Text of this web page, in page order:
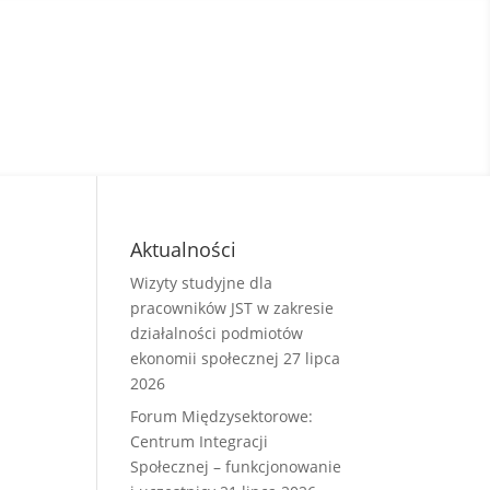
Aktualności
Wizyty studyjne dla
pracowników JST w zakresie
działalności podmiotów
ekonomii społecznej 27 lipca
2026
Forum Międzysektorowe:
Centrum Integracji
Społecznej – funkcjonowanie